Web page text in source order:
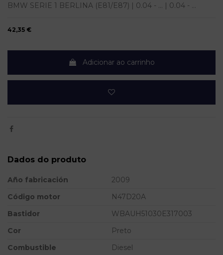
BMW SERIE 1 BERLINA (E81/E87) | 0.04 - ... | 0.04 - ...
42,35 €
Adicionar ao carrinho
Dados do produto
Año fabricación
2009
Código motor
N47D20A
Bastidor
WBAUH51030E317003
Cor
Preto
Combustible
Diesel